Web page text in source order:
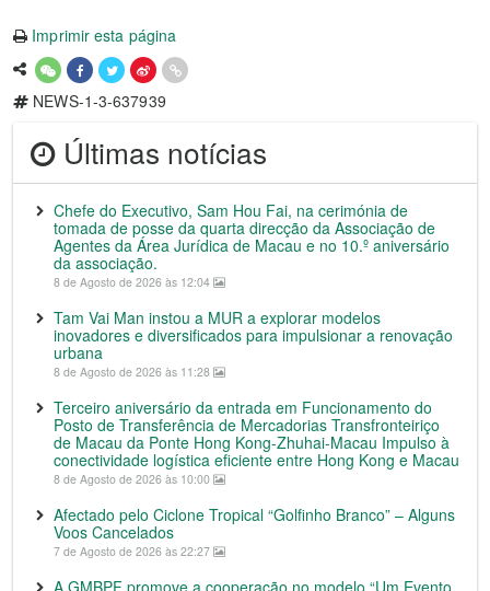
Imprimir esta página
NEWS-1-3-637939
Últimas notícias
Chefe do Executivo, Sam Hou Fai, na cerimónia de
tomada de posse da quarta direcção da Associação de
Agentes da Área Jurídica de Macau e no 10.º aniversário
da associação.
8 de Agosto de 2026 às 12:04
Tam Vai Man instou a MUR a explorar modelos
inovadores e diversificados para impulsionar a renovação
urbana
8 de Agosto de 2026 às 11:28
Terceiro aniversário da entrada em Funcionamento do
Posto de Transferência de Mercadorias Transfronteiriço
de Macau da Ponte Hong Kong-Zhuhai-Macau Impulso à
conectividade logística eficiente entre Hong Kong e Macau
8 de Agosto de 2026 às 10:00
Afectado pelo Ciclone Tropical “Golfinho Branco” – Alguns
Voos Cancelados
7 de Agosto de 2026 às 22:27